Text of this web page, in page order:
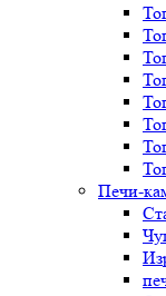
Печи-